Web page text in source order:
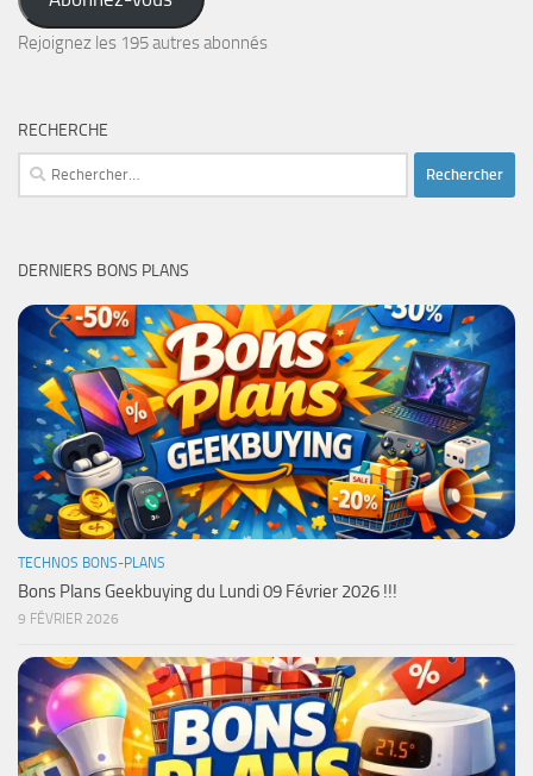
e-
mail
Rejoignez les 195 autres abonnés
RECHERCHE
Rechercher :
DERNIERS BONS PLANS
TECHNOS BONS-PLANS
Bons Plans Geekbuying du Lundi 09 Février 2026 !!!
9 FÉVRIER 2026